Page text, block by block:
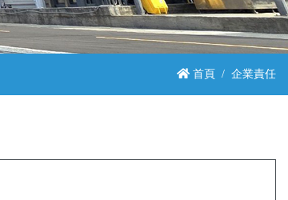
首頁 企業責任